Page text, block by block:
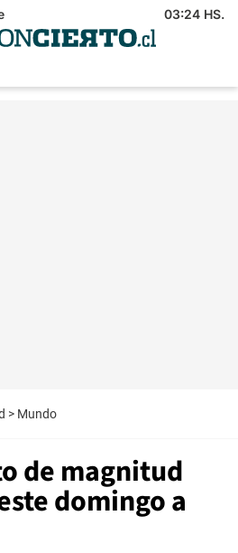
03:24 HS.
> Mundo
de magnitud
domingo a